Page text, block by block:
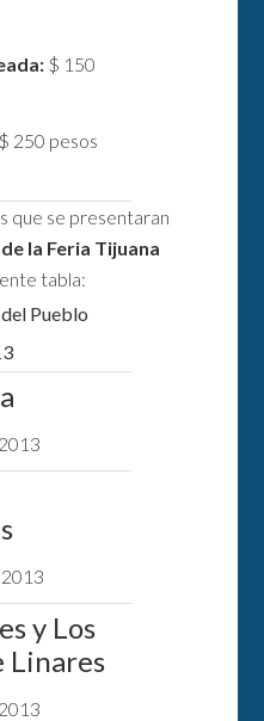
$ 150
$ 250 pesos
que se presentaran
la Feria Tijuana
tabla:
Pueblo
y Los
Linares